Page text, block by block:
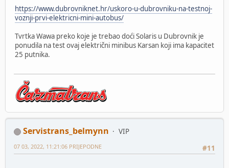
https://www.dubrovniknet.hr/uskoro-u-dubrovniku-na-testnoj-
voznji-prvi-elektricni-mini-autobus/
Tvrtka Wawa preko koje je trebao doći Solaris u Dubrovnik je
ponudila na test ovaj električni minibus Karsan koji ima kapacitet
25 putnika.
Servistrans_belmynn
VIP
#11
07 03, 2022, 11:21:06 PRIJEPODNE